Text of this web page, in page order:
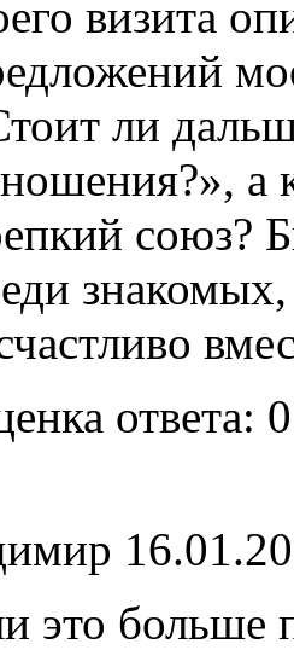
визита
ли
а
союз?
ответа:
это больше